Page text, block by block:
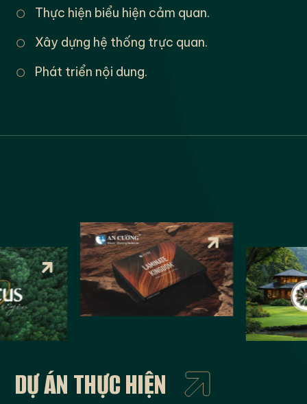
○ Thực hiện biểu hiện cảm quan.
○ Xây dựng hệ thống trực quan.
○ Phát triển nội dung.
DỰ ÁN THỰC HIỆN